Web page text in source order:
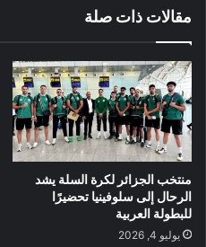
مقالات ذات صلة
منتخب الجزائر لكرة السلة يشد
الرحال إلى سلوفينيا تحضيرًا
للبطولة العربية
يوليو 4, 2026